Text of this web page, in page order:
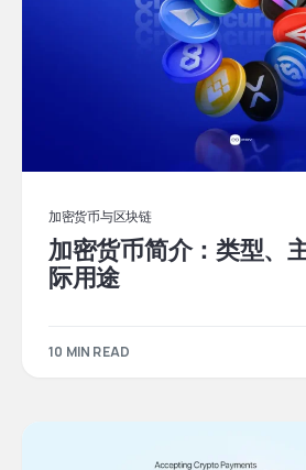
加密货币与区块链
加密货币简介：类型、
际用途
10 MIN READ